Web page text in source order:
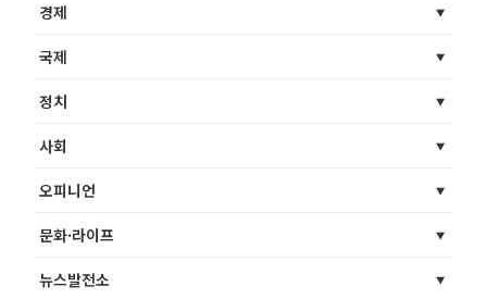
경제
국제
정치
사회
오피니언
문화·라이프
뉴스발전소